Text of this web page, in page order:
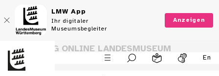
LMW App
Ihr digitaler
Museumsbegleiter
Anzeigen
En
SAMMLUNG ONLINE LANDESMUSEUM
WÜRTTEMBERG